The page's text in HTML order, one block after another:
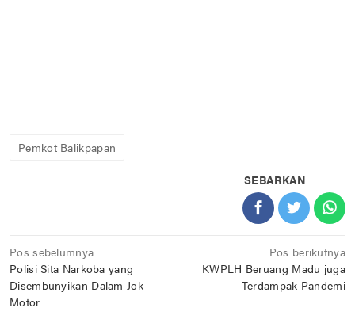
Pemkot Balikpapan
SEBARKAN
Navigasi
pos
Pos sebelumnya
Polisi Sita Narkoba yang
Disembunyikan Dalam Jok
Motor
Pos berikutnya
KWPLH Beruang Madu juga
Terdampak Pandemi